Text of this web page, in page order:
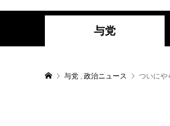
与党
与党 , 政治ニュース ついにや